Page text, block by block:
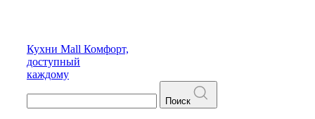
Кухни Mall Комфорт,
доступный
каждому
Поиск